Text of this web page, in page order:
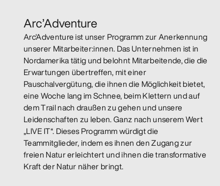
Arc’Adventure
Arc'Adventure ist unser Programm zur Anerkennung
unserer Mitarbeiter:innen. Das Unternehmen ist in
Nordamerika tätig und belohnt Mitarbeitende, die die
Erwartungen übertreffen, mit einer
Pauschalvergütung, die ihnen die Möglichkeit bietet,
eine Woche lang im Schnee, beim Klettern und auf
dem Trail nach draußen zu gehen und unsere
Leidenschaften zu leben. Ganz nach unserem Wert
„LIVE IT“. Dieses Programm würdigt die
Teammitglieder, indem es ihnen den Zugang zur
freien Natur erleichtert und ihnen die transformative
Kraft der Natur näher bringt.